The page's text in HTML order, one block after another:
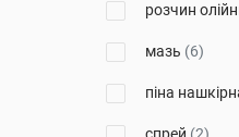
розчин
мазь (6)
піна